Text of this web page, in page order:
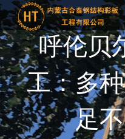
呼伦贝
工：多
足